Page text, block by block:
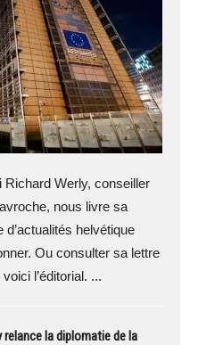
Werly, conseiller
nous livre sa
helvétique
Ou consulter sa lettre
l’éditorial. ...
relance la diplomatie de la